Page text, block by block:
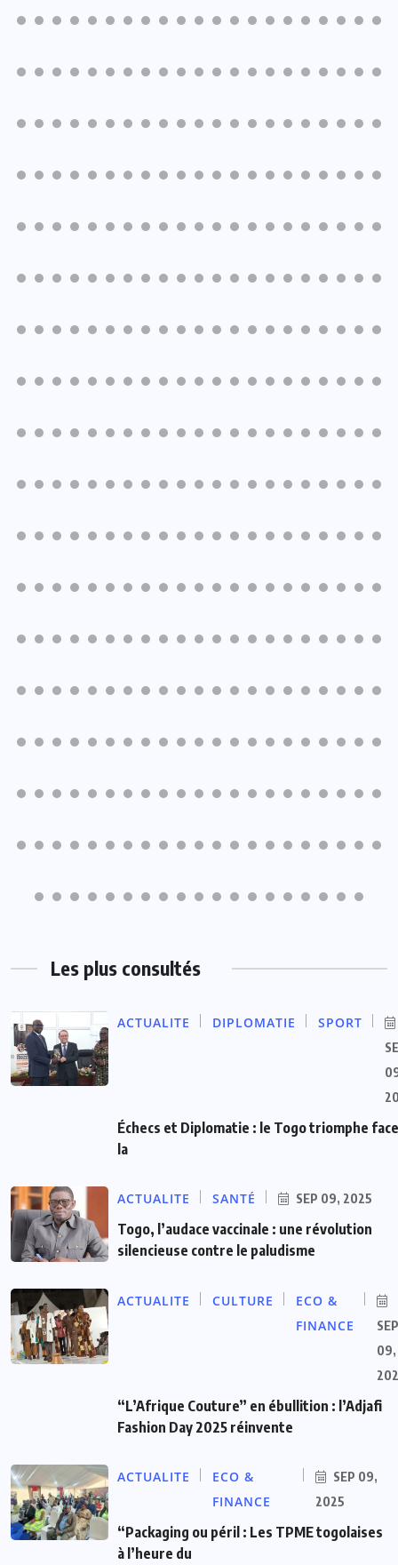
Les plus consultés
ACTUALITE DIPLOMATIE SPORT
Échecs et Diplomatie : le Togo triomphe
la
ACTUALITE SANTÉ SEP 09, 2025
Togo, l’audace vaccinale : une révolution
silencieuse contre le paludisme
ACTUALITE CULTURE
ECO &
FINANCE
SEP
09,
“L’Afrique Couture” en ébullition : l’Adjafi
Fashion Day 2025 réinvente
ACTUALITE
ECO &
FINANCE
SEP 09,
2025
“Packaging ou péril : Les TPME togolaises
à l’heure du